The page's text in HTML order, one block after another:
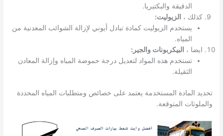
الدقيقة والبكتيريا.
كذلك ، الزيوليت:
يستخدم الزيوليت كمادة تبادل أيوني لإزالة الشوائب المعدنية من
المياه.
ايضا ، البيكربونات والجير:
تستخدم هذه المواد لتعديل درجة حموضة المياه وإزالة المعادن
الثقيلة.
تحديد المادة المستخدمة يعتمد على خصائص ومتطلبات المياه المحددة
والملوثات المتوقعة.